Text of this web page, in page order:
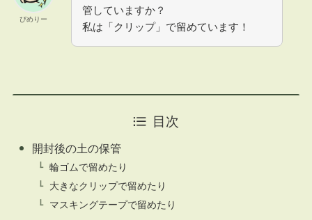
ぴめりー
管していますか？
私は「クリップ」で留めています！
目次
開封後の土の保管
輪ゴムで留めたり
大きなクリップで留めたり
マスキングテープで留めたり